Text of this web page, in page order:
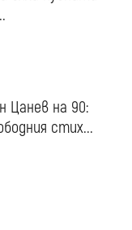
Цанев на 90:
стих...